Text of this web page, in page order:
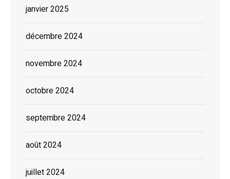
janvier 2025
décembre 2024
novembre 2024
octobre 2024
septembre 2024
août 2024
juillet 2024